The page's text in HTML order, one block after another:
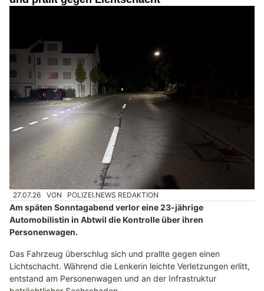
27.07.26 VON POLIZEI.NEWS REDAKTION
Am späten Sonntagabend verlor eine 23-jährige
Automobilistin in Abtwil die Kontrolle über ihren
Personenwagen.
Das Fahrzeug überschlug sich und prallte gegen einen
Lichtschacht. Während die Lenkerin leichte Verletzungen erlitt,
entstand am Personenwagen und an der Infrastruktur